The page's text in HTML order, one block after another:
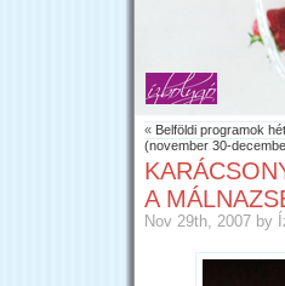
« Belföldi programok
(november 30-
A
Nov 29th, 2007 by